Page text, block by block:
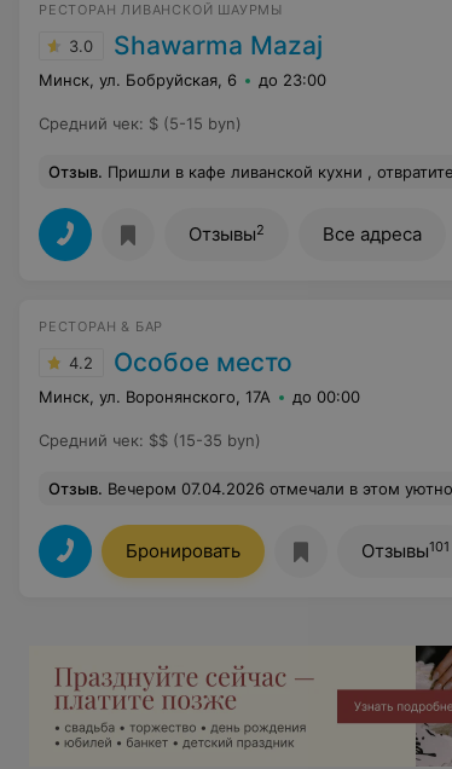
РЕСТОРАН ЛИВАНСКОЙ ШАУРМЫ
3.0 Shawarma Mazaj
Минск, ул. Бобруйская, 6 до 23:00
Средний чек: $ (5-15 byn)
Отзыв. Пришли в кафе ливанской кухни , отвратительно!!! Заказали шаурмы,
Отзывы2 Все адреса
РЕСТОРАН & БАР
4.2 Особое место
Минск, ул. Воронянского, 17А до 00:00
Средний чек: $$ (15-35 byn)
Отзыв. Вечером 07.04.2026 отмечали в этом уютном заведении День рождения моей жены. Всё очень понравилось: интерьер, большой выбор на любой вкус блюд разных кухонь мира. Приятно удивила
Бронировать Отзывы101